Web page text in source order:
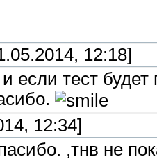
12:18]
если тест
12:34]
,тнв не